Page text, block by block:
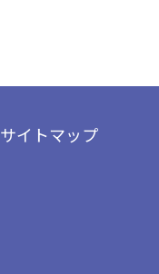
サイトマップ